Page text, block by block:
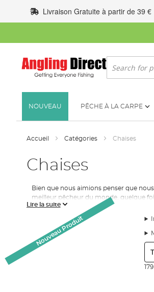
au
contenu
Livraison Gratuite à partir de 39 €
Rechercher
NOUVEAU PÊCHE À LA CARPE
Accueil Catégories Chaises
Chaises
Bien que nous aimions penser que
meilleur pêcheur du monde, quelque
midi d’été, mais pour le reste de
ce qui nous avons spécifiquement
A Angling Direct, nous comprenons
tentez de déjouer est pressée de faire
raison, c’est qu’il est probable que
Nous prenons la pêche au sérieux,
Royaume-Uni, mais nous ne
Lire la suite
Nouveau Produit